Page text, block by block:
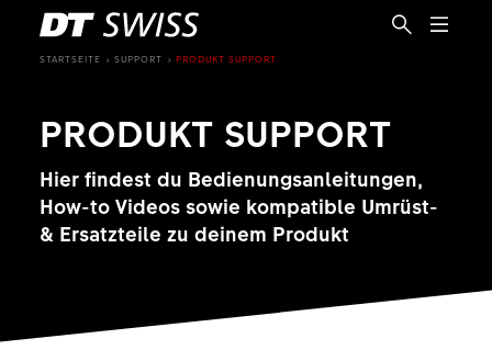
STARTSEITE SUPPORT PRODUKT SUPPORT
PRODUKT SUPPORT
Hier findest du Bedienungsanleitungen,
How-to Videos sowie kompatible Umrüst-
& Ersatzteile zu deinem Produkt